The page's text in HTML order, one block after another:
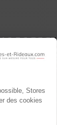
dimensions
à